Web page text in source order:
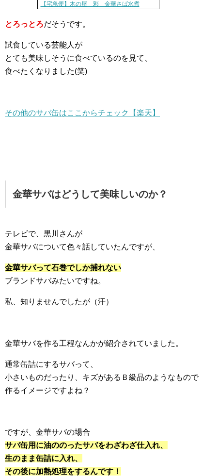
【宅急便】木の屋 彩 金華さば水煮
とろっとろだそうです。
試食している芸能人が
とても美味しそうに食べているのを見て、
食べたくなりました(笑)
その他のサバ缶はここからチェック【楽天】
金華サバはどうして美味しいのか？
テレビで、黒川さんが
金華サバについて色々話していたんですが、
金華サバって石巻でしか捕れない
ブランドサバみたいですね。
私、知りませんでしたが（汗）
金華サバを作る工程なんかが紹介されていました。
通常缶詰にするサバって、
小さいものだったり、キズがあるＢ級品のようなもので
作るイメージですよね？
ですが、金華サバの場合
サバ缶用に油ののったサバをわざわざ仕入れ、
生のまま缶詰に入れ、
その後に加熱処理をするんです！